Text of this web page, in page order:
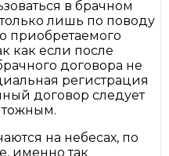
в брачном
лишь по поводу
приобретаемого
как если после
договора не
регистрация
договор следует
на небесах, по
именно так